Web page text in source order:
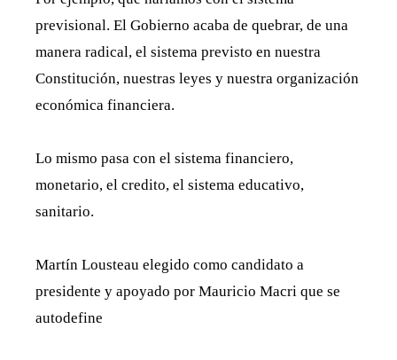
previsional. El Gobierno acaba de quebrar, de una
manera radical, el sistema previsto en nuestra
Constitución, nuestras leyes y nuestra organización
económica financiera.
Lo mismo pasa con el sistema financiero,
monetario, el credito, el sistema educativo,
sanitario.
Martín Lousteau elegido como candidato a
presidente y apoyado por Mauricio Macri que se
autodefine